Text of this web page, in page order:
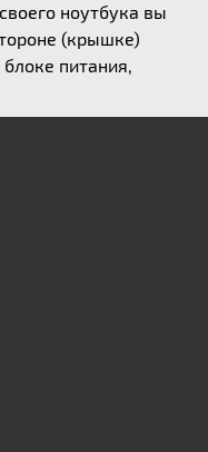
ноутбука вы
(крышке)
питания,